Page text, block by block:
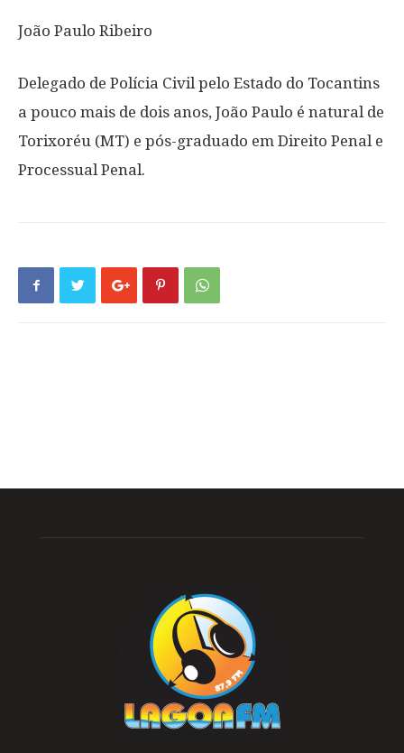
João Paulo Ribeiro
Delegado de Polícia Civil pelo Estado do Tocantins
a pouco mais de dois anos, João Paulo é natural de
Torixoréu (MT) e pós-graduado em Direito Penal e
Processual Penal.